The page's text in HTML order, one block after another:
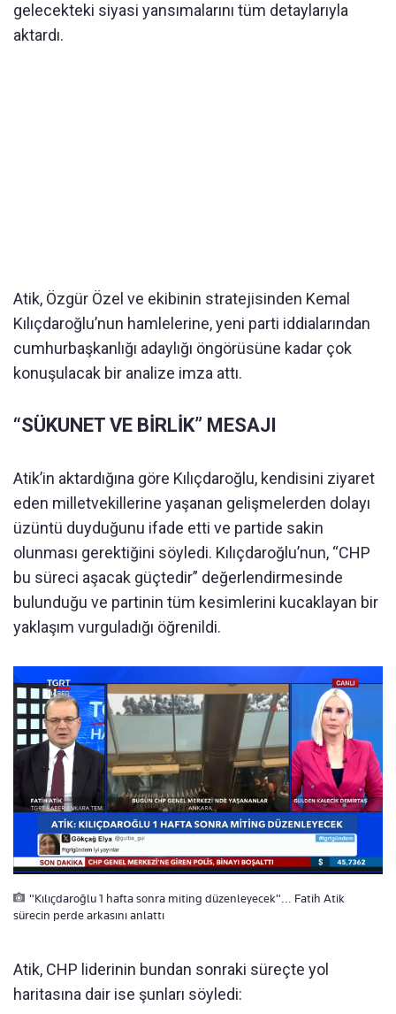
gelecekteki siyasi yansımalarını tüm detaylarıyla
aktardı.
Atik, Özgür Özel ve ekibinin stratejisinden Kemal
Kılıçdaroğlu’nun hamlelerine, yeni parti iddialarından
cumhurbaşkanlığı adaylığı öngörüsüne kadar çok
konuşulacak bir analize imza attı.
“SÜKUNET VE BİRLİK” MESAJI
Atik’in aktardığına göre Kılıçdaroğlu, kendisini ziyaret
eden milletvekillerine yaşanan gelişmelerden dolayı
üzüntü duyduğunu ifade etti ve partide sakin
olunması gerektiğini söyledi. Kılıçdaroğlu’nun, “CHP
bu süreci aşacak güçtedir” değerlendirmesinde
bulunduğu ve partinin tüm kesimlerini kucaklayan bir
yaklaşım vurguladığı öğrenildi.
"Kılıçdaroğlu 1 hafta sonra miting düzenleyecek"... Fatih Atik
sürecin perde arkasını anlattı
Atik, CHP liderinin bundan sonraki süreçte yol
haritasına dair ise şunları söyledi: